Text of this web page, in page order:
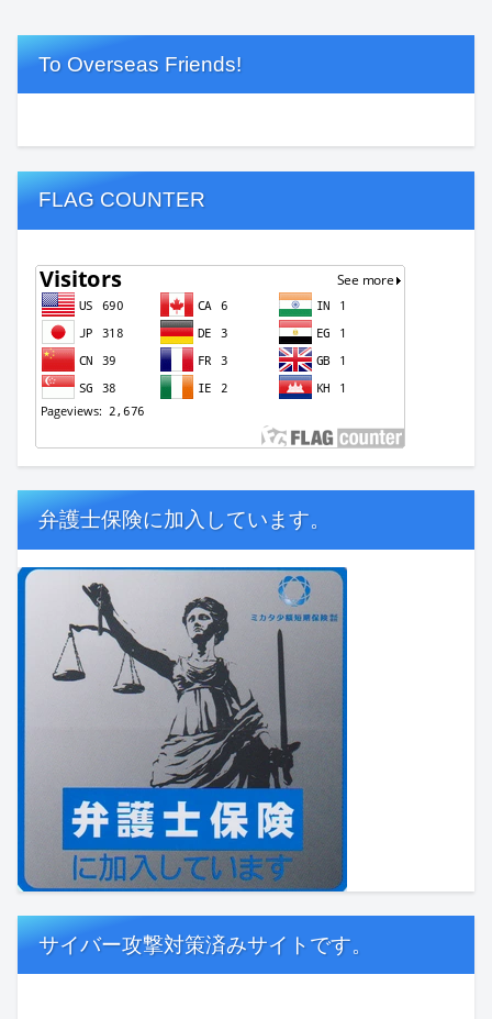
To Overseas Friends!
FLAG COUNTER
弁護士保険に加入しています。
サイバー攻撃対策済みサイトです。